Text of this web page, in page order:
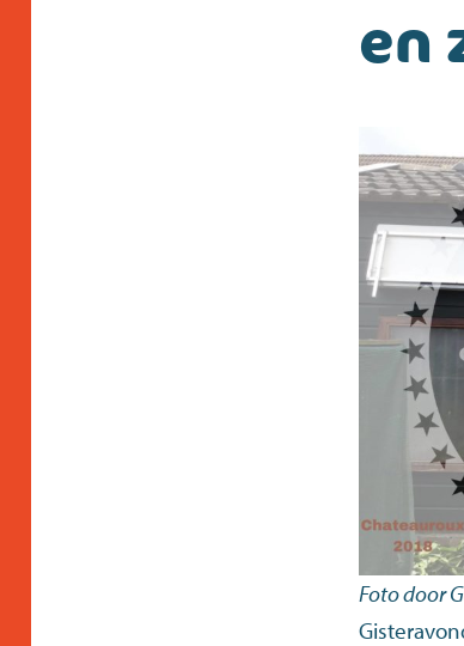
en
Foto door